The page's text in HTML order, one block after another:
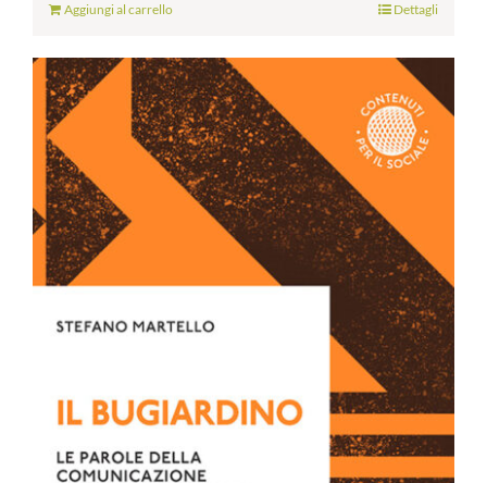
Aggiungi al carrello Dettagli